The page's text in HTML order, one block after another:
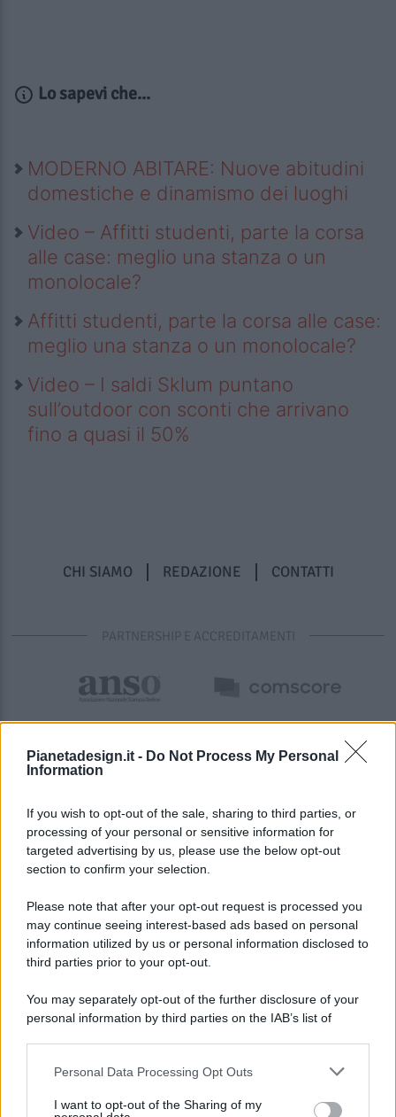
Pianetadesign.it - Do Not Process My Personal
Information
If you wish to opt-out of the sale, sharing to third parties, or
processing of your personal or sensitive information for
targeted advertising by us, please use the below opt-out
section to confirm your selection.
Please note that after your opt-out request is processed you
may continue seeing interest-based ads based on personal
information utilized by us or personal information disclosed to
third parties prior to your opt-out.
You may separately opt-out of the further disclosure of your
personal information by third parties on the IAB’s list of
This information may also be disclosed by us to third parties
disclose it to other third parties.
Personal Data Processing Opt Outs
I want to opt-out of the Sharing of my
Lo sapevi che...
MODERNO ABITARE: Nuove abitudini
domestiche e dinamismo dei luoghi
Video – Affitti studenti, parte la corsa
alle case: meglio una stanza o un
monolocale?
Affitti studenti, parte la corsa alle case:
meglio una stanza o un monolocale?
Video – I saldi Sklum puntano
sull’outdoor con sconti che arrivano
fino a quasi il 50%
CHI SIAMO REDAZIONE CONTATTI
PARTNERSHIP E ACCREDITAMENTI
© 2026 - Pianeta Design - P.IVA 04827280654 - Testata
Registrata Al Tribunale Di Nocera Inferiore N. 8/2020 - RG N.
ISCRIZIONE AL ROC N. 35792 – ISCRITTA ALL’ANSO
(ASSOCIAZIONE NAZIONALE STAMPA ONLINE)
PREFERENZE PRIVACY